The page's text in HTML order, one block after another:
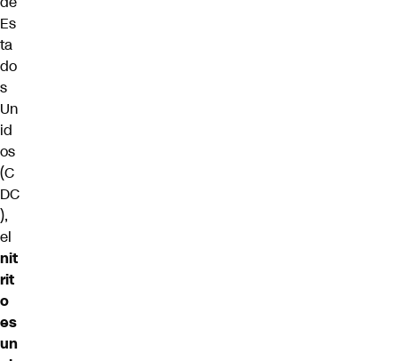
Es
ta
do
s
Un
id
os
(C
DC
),
el
nit
rit
o
es
un